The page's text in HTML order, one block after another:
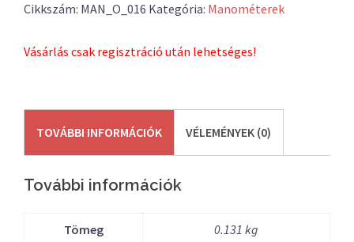
Cikkszám: MAN_O_016 Kategória: Manométerek
Vásárlás csak regisztráció után lehetséges!
TOVÁBBI INFORMÁCIÓK VÉLEMÉNYEK (0)
További információk
Tömeg 0.131 kg